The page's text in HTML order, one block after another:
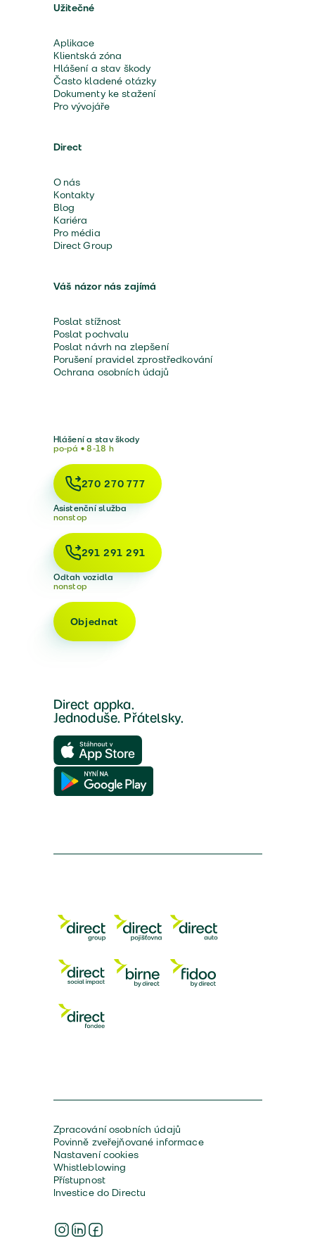
Užitečné
Aplikace
Klientská zóna
Hlášení a stav škody
Často kladené otázky
Dokumenty ke stažení
Pro vývojáře
Direct
O nás
Kontakty
Blog
Kariéra
Pro média
Direct Group
Váš názor nás zajímá
Poslat stížnost
Poslat pochvalu
Poslat návrh na zlepšení
Porušení pravidel zprostředkování
Ochrana osobních údajů
Hlášení a stav škody
po-pá • 8-18 h
270 270 777
Asistenční služba
nonstop
291 291 291
Odtah vozidla
nonstop
Objednat
Direct appka.
Jednoduše. Přátelsky.
Zpracování osobních údajů
Povinně zveřejňované informace
Nastavení cookies
Whistleblowing
Přístupnost
Investice do Directu